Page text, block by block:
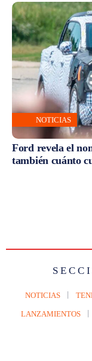
NOTICIAS
Ford revela el
también cuánto
NOTICIAS
LANZAMIENTOS